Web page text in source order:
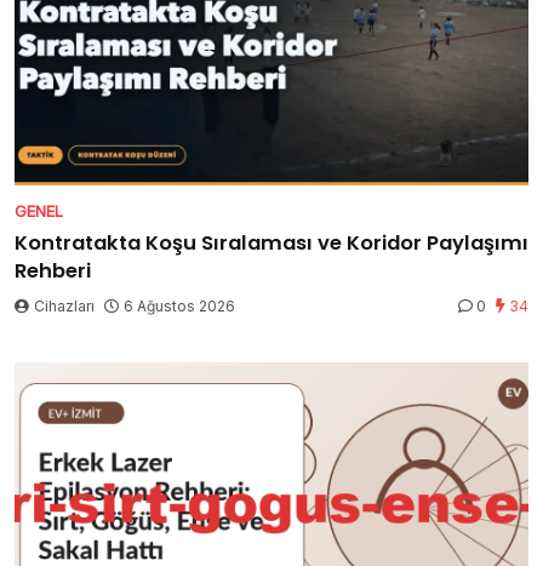
GENEL
Kontratakta Koşu Sıralaması ve Koridor Paylaşımı
Rehberi
Cihazları 6 Ağustos 2026 0 34